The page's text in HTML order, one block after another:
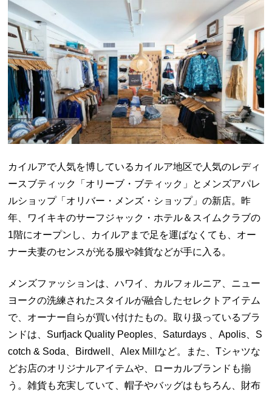
カイルアで人気を博しているカイルア地区で人気のレディ
ースブティック「オリーブ・ブティック」とメンズアパレ
ルショップ「オリバー・メンズ・ショップ」の新店。昨
年、ワイキキのサーフジャック・ホテル＆スイムクラブの
1階にオープンし、カイルアまで足を運ばなくても、オー
ナー夫妻のセンスが光る服や雑貨などが手に入る。
メンズファッションは、ハワイ、カルフォルニア、ニュー
ヨークの洗練されたスタイルが融合したセレクトアイテム
で、オーナー自らが買い付けたもの。取り扱っているブラ
ンドは、Surfjack Quality Peoples、Saturdays 、Apolis、S
cotch & Soda、Birdwell、Alex Millなど。また、Tシャツな
どお店のオリジナルアイテムや、ローカルブランドも揃
う。雑貨も充実していて、帽子やバッグはもちろん、財布